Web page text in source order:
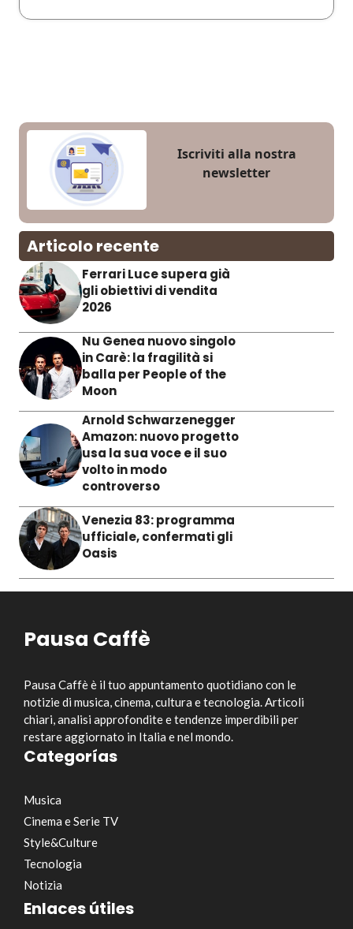
Iscriviti alla nostra
newsletter
Articolo recente
Ferrari Luce supera già
gli obiettivi di vendita
2026
Nu Genea nuovo singolo
in Carè: la fragilità si
balla per People of the
Moon
Arnold Schwarzenegger
Amazon: nuovo progetto
usa la sua voce e il suo
volto in modo
controverso
Venezia 83: programma
ufficiale, confermati gli
Oasis
Pausa Caffè
Pausa Caffè è il tuo appuntamento quotidiano con le
notizie di musica, cinema, cultura e tecnologia. Articoli
chiari, analisi approfondite e tendenze imperdibili per
restare aggiornato in Italia e nel mondo.
Categorías
Musica
Cinema e Serie TV
Style&Culture
Tecnologia
Notizia
Enlaces útiles